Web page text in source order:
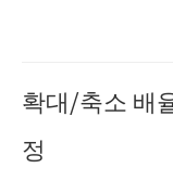
확대/축소 배
정